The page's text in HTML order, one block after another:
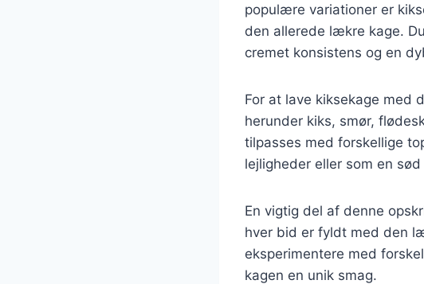
populære variationer er
den allerede lækre kage.
cremet konsistens og en
For at lave kiksekage med
herunder kiks, smør,
tilpasses med forskellige
lejligheder eller som en
En vigtig del af denne
hver bid er fyldt med den
eksperimentere med
kagen en unik smag.